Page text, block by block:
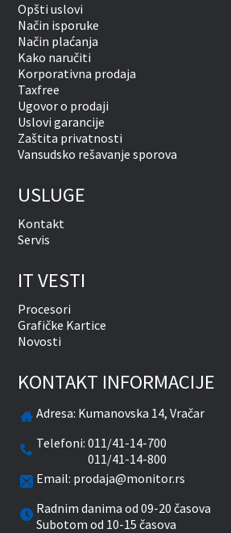
Opšti uslovi
Način isporuke
Način plaćanja
Kako naručiti
Korporativna prodaja
Taxfree
Ugovor o prodaji
Uslovi garancije
Zaštita privatnosti
Vansudsko rešavanje sporova
USLUGE
Kontakt
Servis
IT VESTI
Procesori
Grafičke Kartice
Novosti
KONTAKT INFORMACIJE
Adresa: Kumanovska 14, Vračar
Telefoni:011/41-14-700
011/41-14-800
Email: prodaja@monitor.rs
Radnim danima od 09-20 časova
Subotom od 10-15 časova